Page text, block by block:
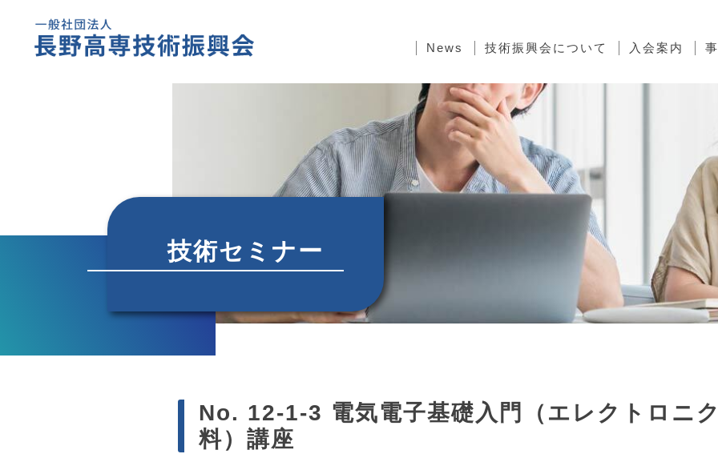
News 技術振興会について 入会案内
技術セミナー
No. 12-1-3 電気電子基礎入門（エレクトロニ
料）講座